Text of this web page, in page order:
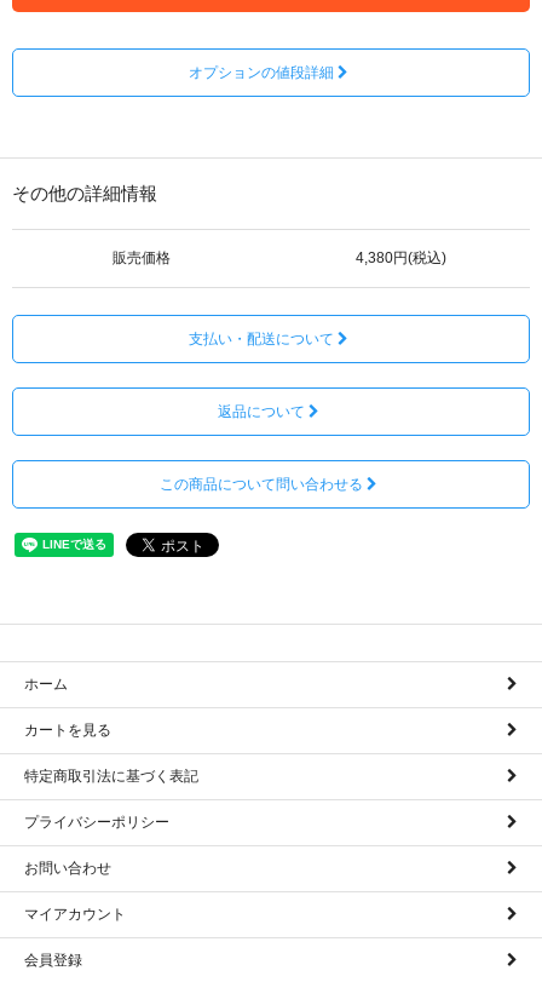
オプションの値段詳細
その他の詳細情報
販売価格 4,380円(税込)
支払い・配送について
返品について
この商品について問い合わせる
ホーム
カートを見る
特定商取引法に基づく表記
プライバシーポリシー
お問い合わせ
マイアカウント
会員登録